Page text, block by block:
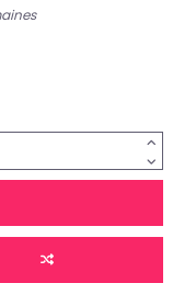
eden-encre-bleu BE
eden-titane BE
batyline-eden-sable
batyline-eden-